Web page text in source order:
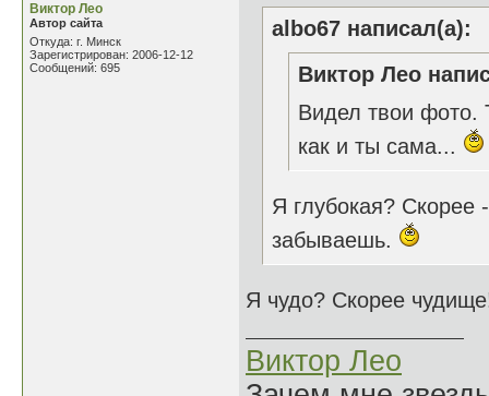
Виктор Лео
Автор сайта
Откуда: г. Минск
Зарегистрирован: 2006-12-12
Сообщений: 695
albo67 написал(а):
Виктор Лео
Видел твои фото.
как и ты сама...
Я глубокая?
забываешь.
Я чудо? Скорее
Виктор Лео